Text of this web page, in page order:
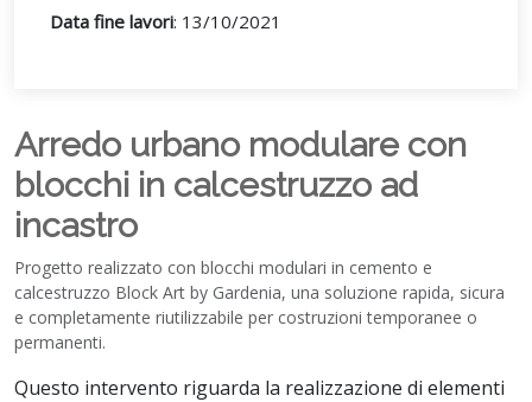
Arredo urbano modulare con
blocchi in calcestruzzo ad
incastro
Progetto realizzato con blocchi modulari in cemento e
calcestruzzo Block Art by Gardenia, una soluzione rapida, sicura
e completamente riutilizzabile per costruzioni temporanee o
permanenti.
Questo intervento riguarda la realizzazione di elementi
Data fine lavori: 13/10/2021